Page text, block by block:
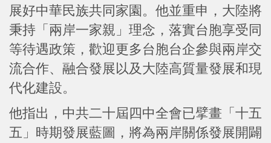
展好中華民族共同家園。他並重申，大陸將
秉持「兩岸一家親」理念，落實台胞享受同
等待遇政策，歡迎更多台胞台企參與兩岸交
流合作、融合發展以及大陸高質量發展和現
代化建設。
他指出，中共二十屆四中全會已擘畫「十五
五」時期發展藍圖，將為兩岸關係發展開闢